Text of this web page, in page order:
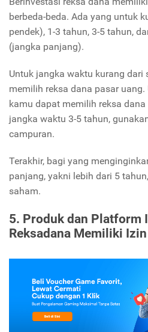
berbeda-beda. Ada yang untuk
pendek), 1-3 tahun, 3-5 tahun,
(jangka panjang).
Untuk jangka waktu kurang dari
memilih reksa dana pasar
kamu dapat memilih reksa
jangka waktu 3-5 tahun,
campuran.
Terakhir, bagi yang
panjang, yakni lebih dari 5
saham.
5. Produk dan Platform
Reksadana Memiliki